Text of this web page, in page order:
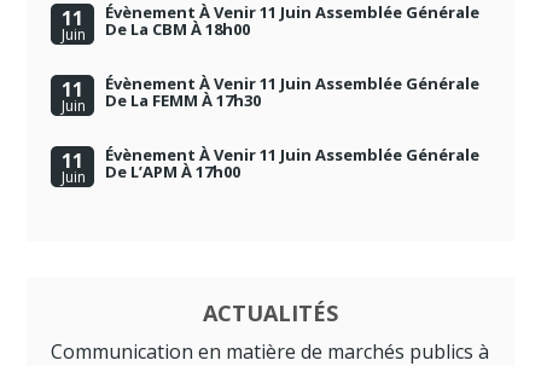
11
Juin
Évènement À Venir 11 Juin Assemblée Générale
De La CBM À 18h00
11
Juin
Évènement À Venir 11 Juin Assemblée Générale
De La FEMM À 17h30
11
Juin
Évènement À Venir 11 Juin Assemblée Générale
De L’APM À 17h00
ACTUALITÉS
Communication en matière de marchés publics à